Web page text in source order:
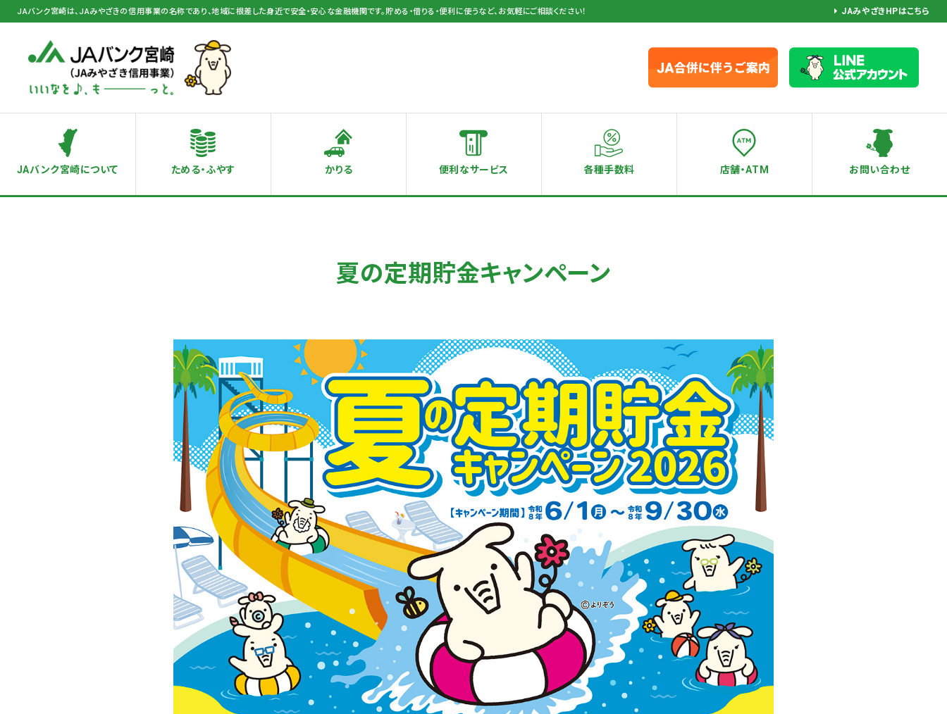
JAバンク宮崎は、JAみやざきの信用事業の名称であり、地域に根差した身近で安全・安心な金融機関です。貯める・借りる・便利に使うなど、お気軽にご相談ください！ JAみやざきHPはこちら
JAバンク宮崎について ためる・ふやす かりる 便利なサービス 各種手数料 店舗・ATM お問い合わせ
夏の定期貯金キャンペーン